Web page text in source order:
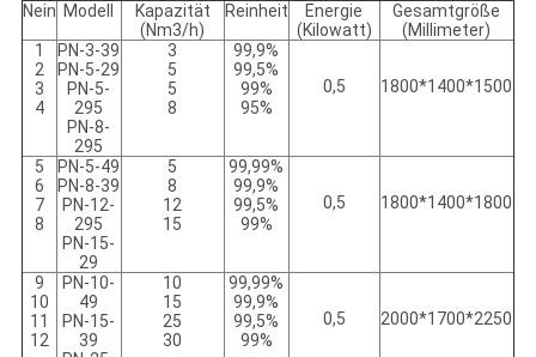
Nein Modell
Kapazität
(Nm3/h)
Reinheit
Energie
(Kilowatt)
Gesamtgröße
(Millimeter)
1
2
3
4
PN-3-39
PN-5-29
PN-5-
295
PN-8-
295
3
5
5
8
99,9%
99,5%
99%
95%
0,5 1800*1400*1500
5
6
7
8
PN-5-49
PN-8-39
PN-12-
295
PN-15-
29
5
8
12
15
99,99%
99,9%
99,5%
99%
0,5 1800*1400*1800
9
10
11
12
PN-10-
49
PN-15-
39
10
15
25
30
99,99%
99,9%
99,5%
99%
0,5 2000*1700*2250